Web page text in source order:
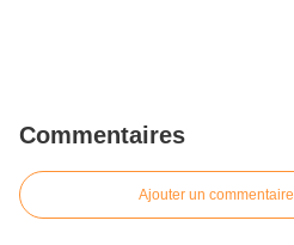
Commentaires
Ajouter un commentaire